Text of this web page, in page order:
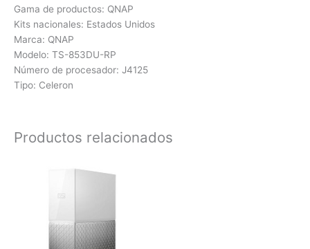
Gama de productos: QNAP
Kits nacionales: Estados Unidos
Marca: QNAP
Modelo: TS-853DU-RP
Número de procesador: J4125
Tipo: Celeron
Productos relacionados